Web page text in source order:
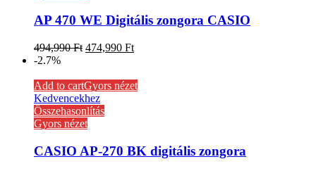
AP 470 WE Digitális zongora CASIO
494,990Ft 474,990 Ft
-2.7%
Add to cartGyors nézet
Kedvencekhez
Összehasonlítás
Gyors nézet
CASIO AP-270 BK digitális zongora